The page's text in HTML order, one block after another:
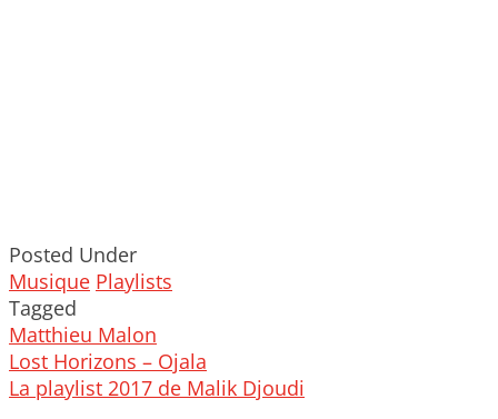
Posted Under
Musique Playlists
Tagged
Matthieu Malon
Post
navigation
Lost Horizons – Ojala
La playlist 2017 de Malik Djoudi